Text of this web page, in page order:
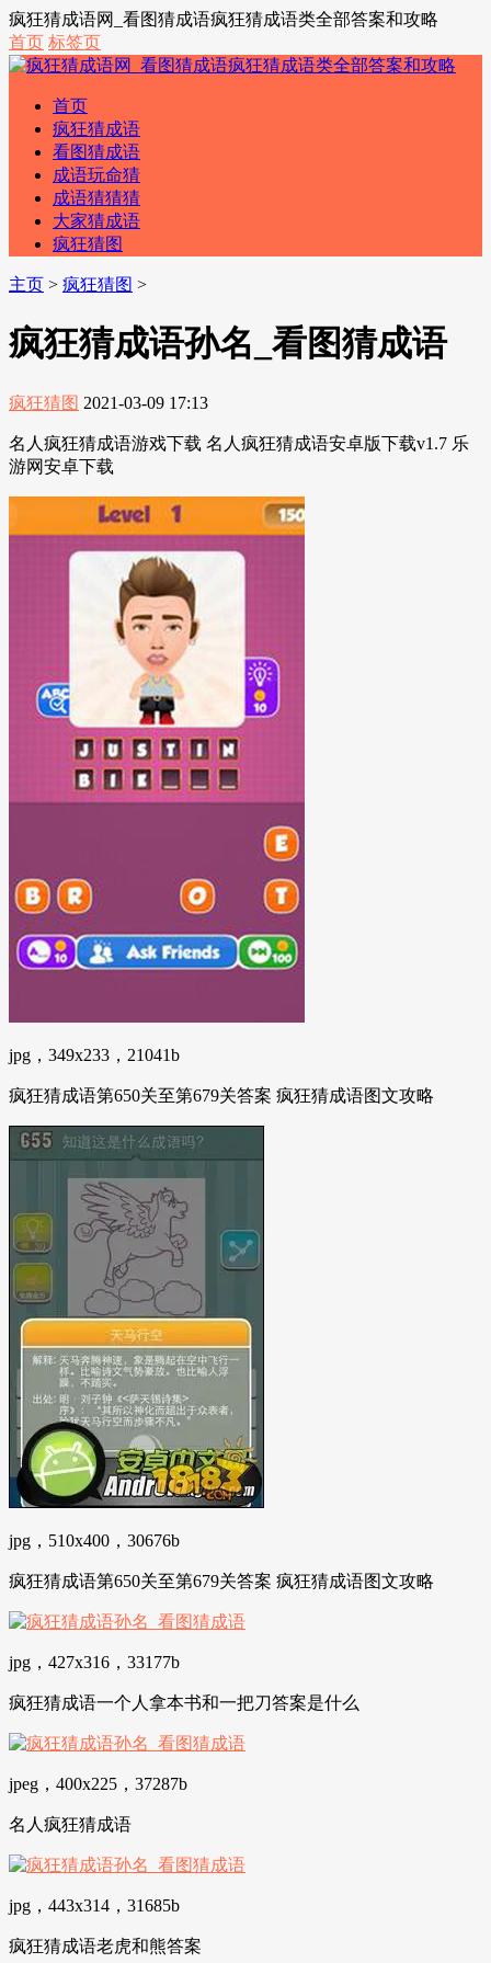
疯狂猜成语网_看图猜成语疯狂猜成语类全部答案和攻略
首页 标签页
首页
疯狂猜成语
看图猜成语
成语玩命猜
成语猜猜猜
大家猜成语
疯狂猜图
主页 > 疯狂猜图 >
疯狂猜成语孙名_看图猜成语
疯狂猜图 2021-03-09 17:13
名人疯狂猜成语游戏下载 名人疯狂猜成语安卓版下载v1.7 乐
游网安卓下载
jpg，349x233，21041b
疯狂猜成语第650关至第679关答案 疯狂猜成语图文攻略
jpg，510x400，30676b
疯狂猜成语第650关至第679关答案 疯狂猜成语图文攻略
jpg，427x316，33177b
疯狂猜成语一个人拿本书和一把刀答案是什么
jpeg，400x225，37287b
名人疯狂猜成语
jpg，443x314，31685b
疯狂猜成语老虎和熊答案